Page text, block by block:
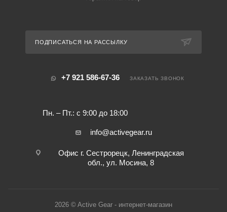
ПОДПИСАТЬСЯ НА РАССЫЛКУ
+7 921 586-67-36
Пн. – Пт.: с 9:00 до 18:00
ЗАКАЗАТЬ ЗВОНОК
info@activegear.ru
Офис г. Сестрорецк, Ленинградская
обл., ул. Мосина, 8
2026 © Active Gear - интернет-магазин